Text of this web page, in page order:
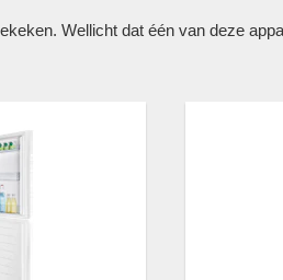
Wellicht dat één van deze